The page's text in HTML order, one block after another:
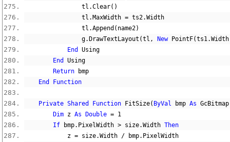
                tl
.Clear()
                tl
. MaxWidth = ts2.Width
                tl
.Append ( name2)
                g
. DrawTextLayout (tl , New PointF(ts1.
End
Using
End
Using
Return bmp
End
Function
Private Shared Function FitSize( ByVal bmp As GcBitmap
Dim z As Double = 1
If bmp. PixelWidth > size.Width Then
            z
= size.Width / bmp. PixelWidth